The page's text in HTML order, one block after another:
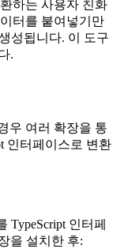
하는 사용자 친화
터를 붙여넣기만
성됩니다. 이 도구
.
우 여러 확장을 통
인터페이스로 변환
TypeScript 인터페
을 설치한 후: